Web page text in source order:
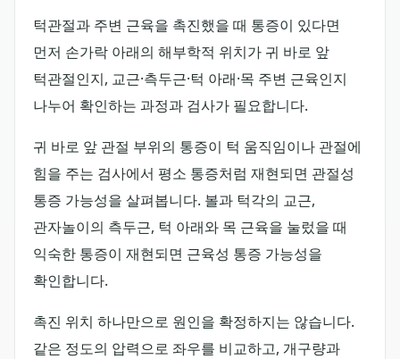
턱관절과 주변 근육을 촉진했을 때 통증이 있다면
먼저 손가락 아래의 해부학적 위치가 귀 바로 앞
턱관절인지, 교근·측두근·턱 아래·목 주변 근육인지
나누어 확인하는 과정과 검사가 필요합니다.
귀 바로 앞 관절 부위의 통증이 턱 움직임이나 관절에
힘을 주는 검사에서 평소 통증처럼 재현되면 관절성
통증 가능성을 살펴봅니다. 볼과 턱각의 교근,
관자놀이의 측두근, 턱 아래와 목 근육을 눌렀을 때
익숙한 통증이 재현되면 근육성 통증 가능성을
확인합니다.
촉진 위치 하나만으로 원인을 확정하지는 않습니다.
같은 정도의 압력으로 좌우를 비교하고, 개구량과